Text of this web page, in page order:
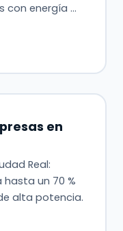
con energía …
en
Real:
un 70 %
alta potencia.